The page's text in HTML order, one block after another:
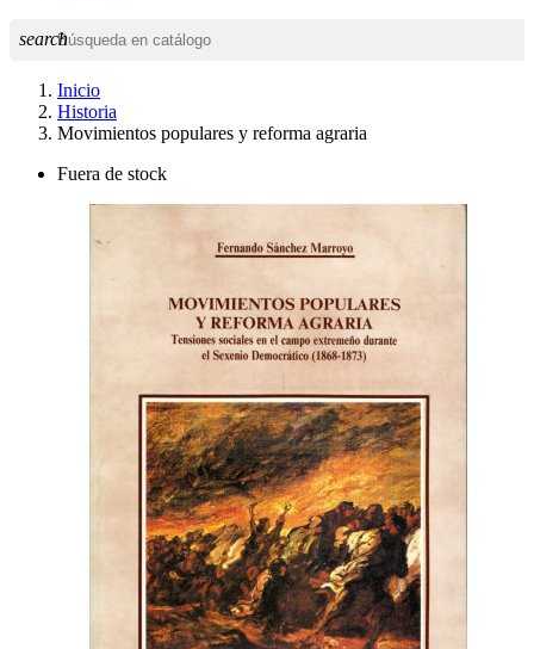
search
Inicio
Historia
Movimientos populares y reforma agraria
Fuera de stock